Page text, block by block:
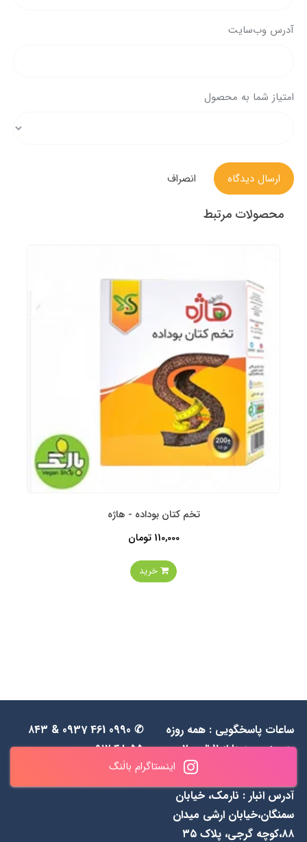
آدرس وب‌سایت
امتیاز شما به محصول
ارسال دیدگاه انصراف
محصولات مرتبط
تخم کتان بوداده - هاژه
110,000 تومان
خرید
اینستاگرام بالَنگ
ساعات پاسخگویی : همه روزه
به جز جمعه‌ها از 1۱ الی ۲۰
✆ 0990 461 0937 & ۸۴۳
۵۵ ۴۸ ۰۹۱۲
آدرس انبار : نارمک، خیابان
سمنگان،خیابان ارشی میدان
۸۸،کوچه گرجی، پلاک ۳۵